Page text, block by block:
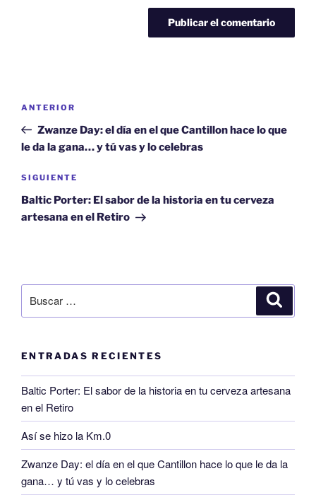
ANTERIOR
Zwanze Day: el día en el que Cantillon hace lo que
le da la gana… y tú vas y lo celebras
SIGUIENTE
Baltic Porter: El sabor de la historia en tu cerveza
artesana en el Retiro
ENTRADAS RECIENTES
Baltic Porter: El sabor de la historia en tu cerveza artesana
en el Retiro
Así se hizo la Km.0
Zwanze Day: el día en el que Cantillon hace lo que le da la
gana… y tú vas y lo celebras